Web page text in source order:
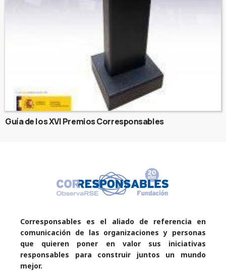
Guía de los XVI Premios Corresponsables
Corresponsables es el aliado de referencia en
comunicación de las organizaciones y personas
que quieren poner en valor sus iniciativas
responsables para construir juntos un mundo
mejor.